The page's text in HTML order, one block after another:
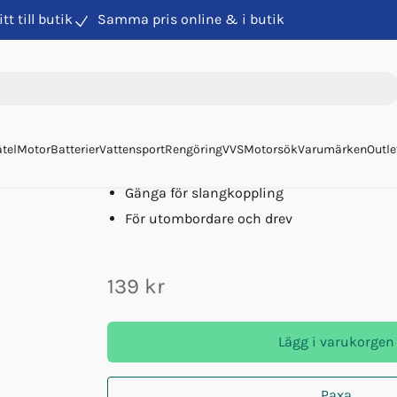
till butik Samma pris online & i butik
MotorBatterierVattensportRengöringVVSMotorsökVarumärken
Spolmuff F Utombordare O Drev
Gänga för slangkoppling
För utombordare och drev
139 kr
Lägg i varukorgen